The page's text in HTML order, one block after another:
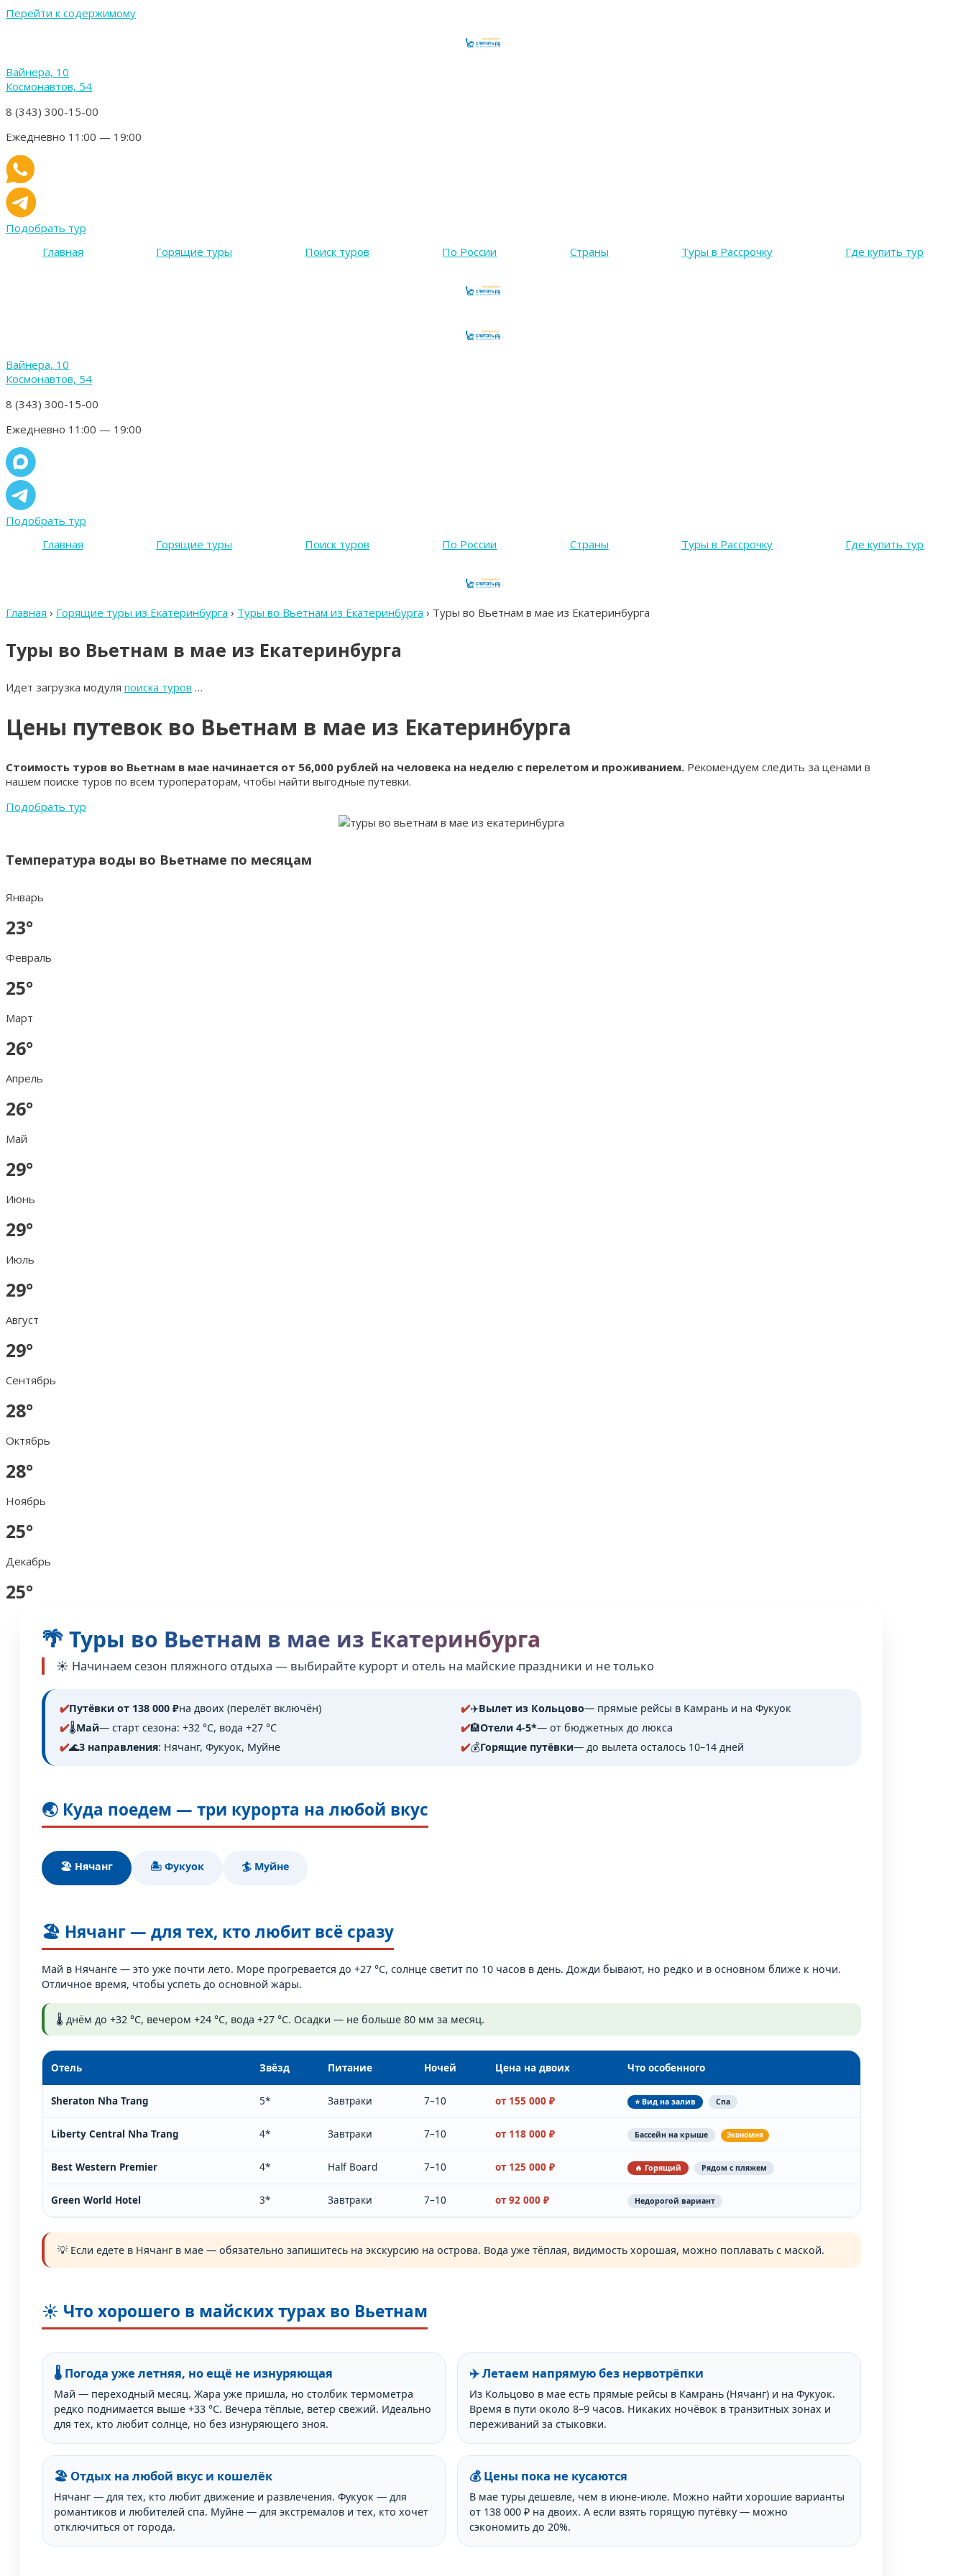
Перейти к содержимому
Вайнера, 10
Космонавтов, 54
8 (343) 300-15-00
Ежедневно 11:00 — 19:00
Подобрать тур
Главная
Горящие туры Поиск туров По России Страны Туры в Рассрочку Где купить тур
Вайнера, 10
Космонавтов, 54
8 (343) 300-15-00
Ежедневно 11:00 — 19:00
Подобрать тур
Главная
Горящие туры Поиск туров По России Страны Туры в Рассрочку Где купить тур
Главная › Горящие туры из Екатеринбурга › Туры во Вьетнам из Екатеринбурга › Туры во Вьетнам в мае из Екатеринбурга
Туры во Вьетнам в мае из Екатеринбурга
Идет загрузка модуля поиска туров …
Цены путевок во Вьетнам в мае из Екатеринбурга
Стоимость туров во Вьетнам в мае начинается от 56,000 рублей на человека на неделю с перелетом и проживанием. Рекомендуем следить за ценами в
нашем поиске туров по всем туроператорам, чтобы найти выгодные путевки.
Подобрать тур
Температура воды во Вьетнаме по месяцам
Январь
23°
Февраль
25°
Март
26°
Апрель
26°
Май
29°
Июнь
29°
Июль
29°
Август
29°
Сентябрь
28°
Октябрь
28°
Ноябрь
25°
Декабрь
25°
🌴 Туры во Вьетнам в мае из Екатеринбурга
☀️ Начинаем сезон пляжного отдыха — выбирайте курорт и отель на майские праздники и не только
Путёвки от 138 000 ₽на двоих (перелёт включён) ✈️Вылет из Кольцово— прямые рейсы в Камрань и на Фукуок
🌡️Май— старт сезона: +32 °C, вода +27 °C 🏨Отели 4-5*— от бюджетных до люкса
🌊3 направления: Нячанг, Фукуок, Муйне 💰Горящие путёвки— до вылета осталось 10–14 дней
🌏 Куда поедем — три курорта на любой вкус
🏖️ Нячанг 🏝️ Фукуок 🏄 Муйне
🏖️ Нячанг — для тех, кто любит всё сразу
Май в Нячанге — это уже почти лето. Море прогревается до +27 °C, солнце светит по 10 часов в день. Дожди бывают, но редко и в основном ближе к ночи.
Отличное время, чтобы успеть до основной жары.
🌡️ днём до +32 °C, вечером +24 °C, вода +27 °C. Осадки — не больше 80 мм за месяц.
Отель Звёзд Питание Ночей Цена на двоих Что особенного
Sheraton Nha Trang 5* Завтраки 7–10 от 155 000 ₽ ⭐ Вид на залив Спа
Liberty Central Nha Trang 4* Завтраки 7–10 от 118 000 ₽ Бассейн на крыше Экономия
Best Western Premier 4* Half Board 7–10 от 125 000 ₽ 🔥 Горящий Рядом с пляжем
Green World Hotel 3* Завтраки 7–10 от 92 000 ₽ Недорогой вариант
💡 Если едете в Нячанг в мае — обязательно запишитесь на экскурсию на острова. Вода уже тёплая, видимость хорошая, можно поплавать с маской.
☀️ Что хорошего в майских турах во Вьетнам
🌡️ Погода уже летняя, но ещё не изнуряющая
Май — переходный месяц. Жара уже пришла, но столбик термометра
редко поднимается выше +33 °C. Вечера тёплые, ветер свежий. Идеально
для тех, кто любит солнце, но без изнуряющего зноя.
✈️ Летаем напрямую без нервотрёпки
Из Кольцово в мае есть прямые рейсы в Камрань (Нячанг) и на Фукуок.
Время в пути около 8–9 часов. Никаких ночёвок в транзитных зонах и
переживаний за стыковки.
🏖️ Отдых на любой вкус и кошелёк
Нячанг — для тех, кто любит движение и развлечения. Фукуок — для
романтиков и любителей спа. Муйне — для экстремалов и тех, кто хочет
отключиться от города.
💰 Цены пока не кусаются
В мае туры дешевле, чем в июне-июле. Можно найти хорошие варианты
от 138 000 ₽ на двоих. А если взять горящую путёвку — можно
сэкономить до 20%.